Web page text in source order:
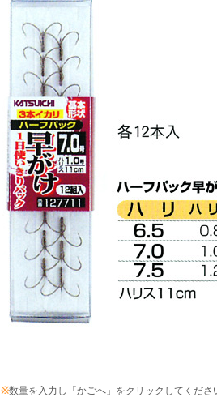
※数量を入力し「かごへ」をクリックしてくだ